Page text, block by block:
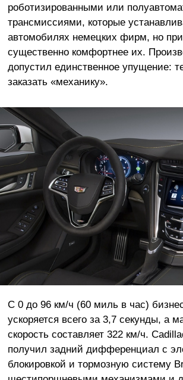
роботизированными или
трансмиссиями, которые
автомобилях немецких фирм, но
существенно комфортнее их.
допустил единственное упущение:
заказать «механику».
С 0 до 96 км/ч (60 миль в час)
ускоряется всего за 3,7 секунды, а
скорость составляет 322 км/ч.
получил задний дифференциал с
блокировкой и тормозную систему